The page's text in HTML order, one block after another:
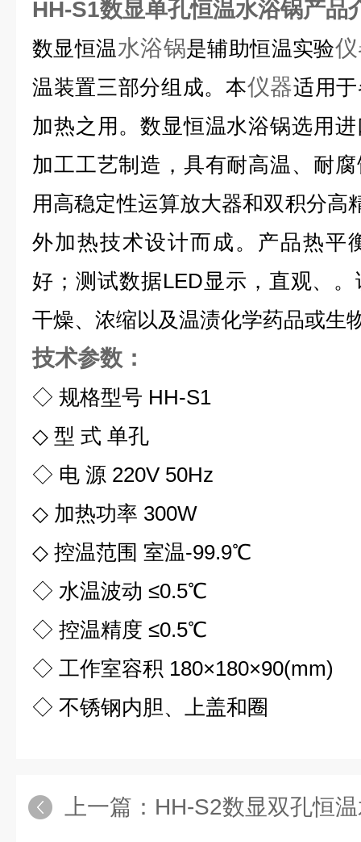
HH-S1数显单孔恒温水浴锅产品
数显恒温水浴锅是辅助恒温实验
温装置三部分组成。本仪器适用
加热之用。数显恒温水浴锅选用
加工工艺制造，具有耐高温、耐
用高稳定性运算放大器和双积分高
外加热技术设计而成。产品热平
好；测试数据LED显示，直观、
干燥、浓缩以及温渍化学药品或生
技术参数：
◇ 规格型号 HH-S1
◇ 型 式 单孔
◇ 电 源 220V 50Hz
◇ 加热功率 300W
◇ 控温范围 室温-99.9℃
◇ 水温波动 ≤0.5℃
◇ 控温精度 ≤0.5℃
◇ 工作室容积 180×180×90(mm)
◇ 不锈钢内胆、上盖和圈
上一篇： HH-S2数显双孔恒